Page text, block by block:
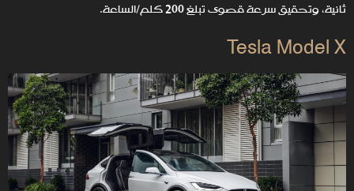
ثانية، وتحقيق سرعة قصوى تبلغ 200 كلم/الساعة.
Tesla Model X